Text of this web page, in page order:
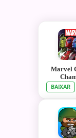
Marvel
BAIXAR